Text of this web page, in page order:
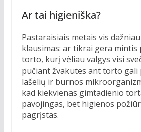
Ar tai higieniška?
Pastaraisiais metais vis
klausimas: ar tikrai gera
torto, kurį vėliau valgys visi
pučiant žvakutes ant torto gali
lašelių ir burnos
kad kiekvienas gimtadienio
pavojingas, bet higienos
pagrįstas.